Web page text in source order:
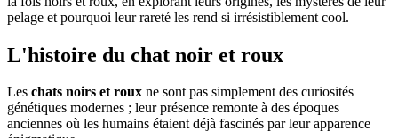
pelage et pourquoi leur rareté les rend si irrésistiblement cool.
L'histoire du chat noir et roux
Les chats noirs et roux ne sont pas simplement des curiosités
génétiques modernes ; leur présence remonte à des époques
anciennes où les humains étaient déjà fascinés par leur apparence